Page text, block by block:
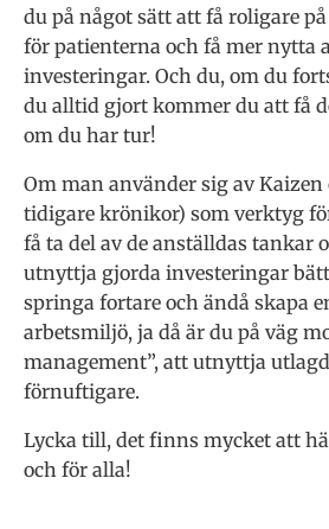
du på något sätt att få roligare
för patienterna och få mer nytta
investeringar. Och du, om du
du alltid gjort kommer du att få
om du har tur!
Om man använder sig av Kaizen
tidigare krönikor) som verktyg
få ta del av de anställdas tankar
utnyttja gjorda investeringar
springa fortare och ändå skapa
arbetsmiljö, ja då är du på väg
management”, att utnyttja
förnuftigare.
Lycka till, det finns mycket att
och för alla!